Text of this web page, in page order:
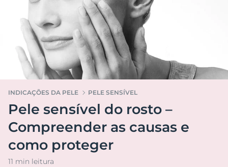
INDICAÇÕES DA PELE PELE SENSÍVEL
Pele sensível do rosto –
Compreender as causas e
como proteger
11 min leitura